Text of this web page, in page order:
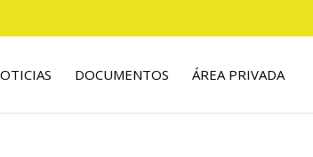
DOCUMENTOS ÁREA PRIVADA